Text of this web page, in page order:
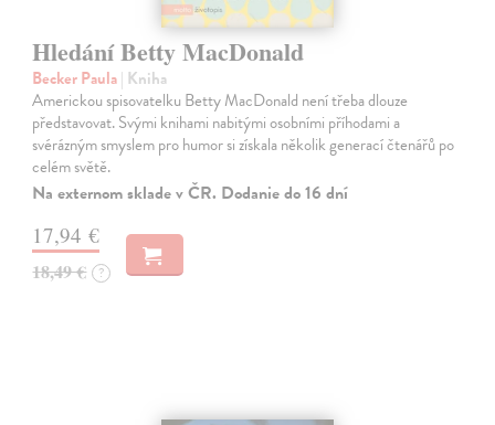
Hledání Betty MacDonald
Becker Paula| Kniha
Americkou spisovatelku Betty MacDonald není třeba dlouze
představovat. Svými knihami nabitými osobními příhodami a
svérázným smyslem pro humor si získala několik generací čtenářů po
celém světě.
Na externom sklade v ČR. Dodanie do 16 dní
17,94 €
18,49 € ?